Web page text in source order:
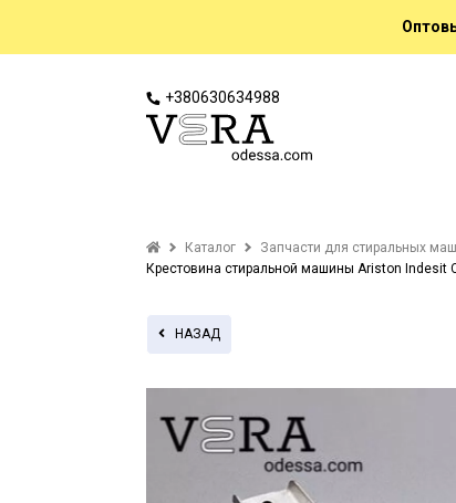
+380630634988
Каталог Запчасти для стиральных
Крестовина стиральной машины Ariston Indesit
НАЗАД